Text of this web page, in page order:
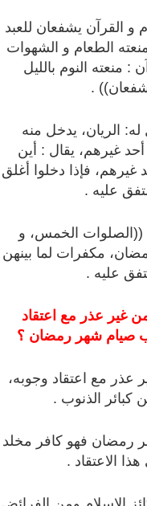
و القرآن يشفعان للعبد
الطعام و الشهوات
: منعته النوم بالليل
.
له: الريان، يدخل منه
أحد غيرهم، يقال : أين
غيرهم، فإذا دخلوا أغلق
عليه .
((الصلوات الخمس، و
مكفرات لما بينهن
عليه .
غير عذر مع اعتقاد
صيام شهر رمضان ؟
مع اعتقاد وجوبه،
كبائر الذنوب .
رمضان فهو كافر مخلد
الاعتقاد .